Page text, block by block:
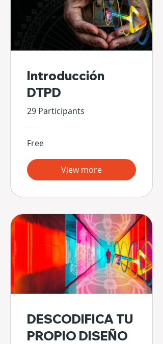
Introducción
DTPD
29 Participants
Free
View more
DESCODIFICA TU
PROPIO DISEÑO